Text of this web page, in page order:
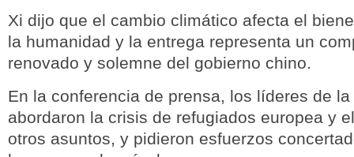
Xi dijo que el cambio climático afecta el
la humanidad y la entrega representa un
renovado y solemne del gobierno chino.
En la conferencia de prensa, los líderes de
abordaron la crisis de refugiados europea y
otros asuntos, y pidieron esfuerzos